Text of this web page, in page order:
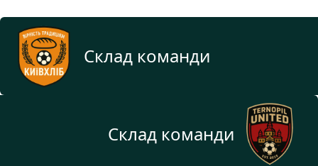
Склад команди
Склад команди